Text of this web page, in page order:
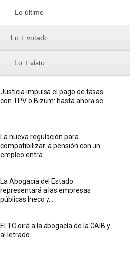
Lo último
Lo + votado
Lo + visto
Justicia impulsa el pago de tasas
con TPV o Bizum: hasta ahora se...
La nueva regulación para
compatibilizar la pensión con un
empleo entra...
La Abogacía del Estado
representará a las empresas
públicas Ineco y...
El TC oirá a la abogacía de la CAIB y
al letrado...